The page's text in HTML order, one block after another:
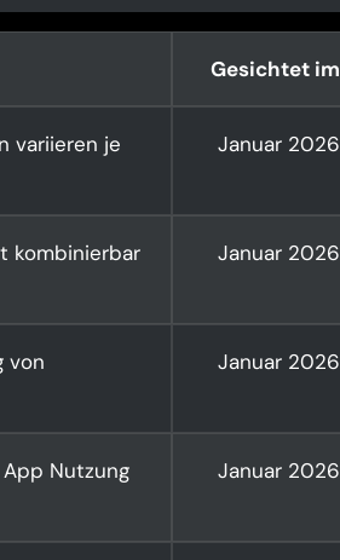
Gesichtet im
variieren je
Januar 2026
kombinierbar
Januar 2026
von
Januar 2026
Nutzung
Januar 2026